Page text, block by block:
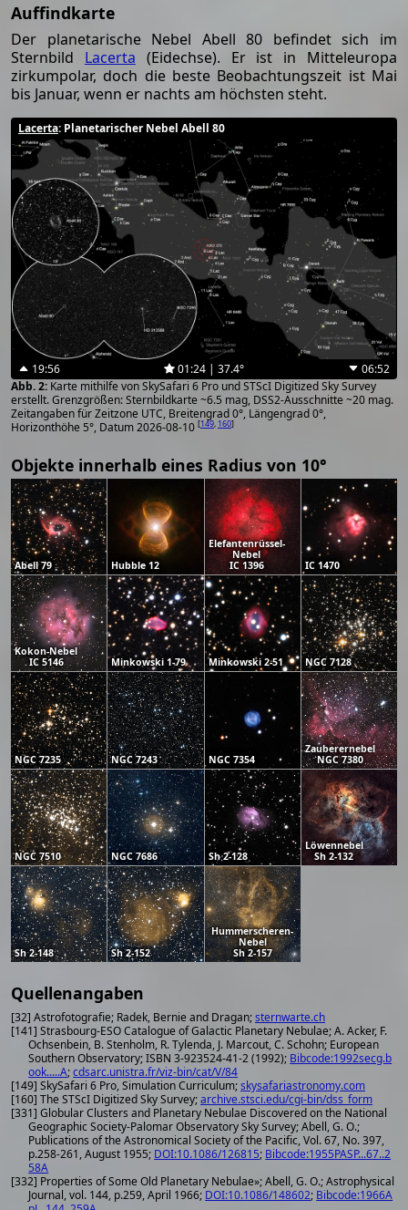
Auffindkarte
Der planetarische Nebel Abell 80 befindet sich im
Sternbild Lacerta (Eidechse). Er ist in Mitteleuropa
zirkumpolar, doch die beste Beobachtungszeit ist Mai
bis Januar, wenn er nachts am höchsten steht.
Lacerta: Planetarischer Nebel Abell 80
19:56 01:24 | 37.4°
06:52
Karte mithilfe von SkySafari 6 Pro und STScI Digitized Sky Survey
erstellt. Grenzgrößen: Sternbildkarte ~6.5 mag, DSS2-Ausschnitte ~20 mag.
Zeitangaben für Zeitzone UTC, Breitengrad 0°, Längengrad 0°,
Horizonthöhe 5°, Datum 2026-08-10 [149, 160]
Objekte innerhalb eines Radius von 10°
Abell 79 Hubble 12
Elefantenrüssel-
Nebel
IC 1396
IC 1470
Kokon-Nebel
IC 5146
Minkowski 1-79 Minkowski 2-51 NGC 7128
NGC 7235 NGC 7243 NGC 7354
Zauberernebel
NGC 7380
NGC 7510 NGC 7686 Sh 2-128
Löwennebel
Sh 2-132
Sh 2-148 Sh 2-152
Hummerscheren-
Nebel
Sh 2-157
Quellenangaben
[32] Astrofotografie; Radek, Bernie and Dragan;sternwarte.ch
[141] Strasbourg-ESO Catalogue of Galactic Planetary Nebulae; A. Acker, F.
Ochsenbein, B. Stenholm, R. Tylenda, J. Marcout, C. Schohn; European
Southern Observatory; ISBN 3-923524-41-2 (1992); Bibcode:1992secg.b
ook.....A;cdsarc.unistra.fr/viz-bin/cat/V/84
[149] SkySafari 6 Pro, Simulation Curriculum;skysafariastronomy.com
[160] The STScI Digitized Sky Survey;archive.stsci.edu/cgi-bin/dss_form
[331] Globular Clusters and Planetary Nebulae Discovered on the National
Geographic Society-Palomar Observatory Sky Survey; Abell, G. O.;
Publications of the Astronomical Society of the Pacific, Vol. 67, No. 397,
p.258-261, August 1955; DOI:10.1086/126815; Bibcode:1955PASP...67..2
58A
[332] Properties of Some Old Planetary Nebulae»; Abell, G. O.; Astrophysical
Journal, vol. 144, p.259, April 1966; DOI:10.1086/148602; Bibcode:1966A